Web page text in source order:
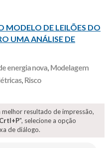
MODELO DE LEILÕES DO
UMA ANÁLISE DE
energia nova, Modelagem
, Risco
melhor resultado de impressão,
Crtl+P", selecione a opção
de diálogo.